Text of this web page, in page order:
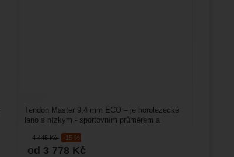
4 445Kč -15 %
od 3 778 Kč
Tendon Master 9,4 mm ECO – je horolezecké
lano s nízkým - sportovním průměrem a